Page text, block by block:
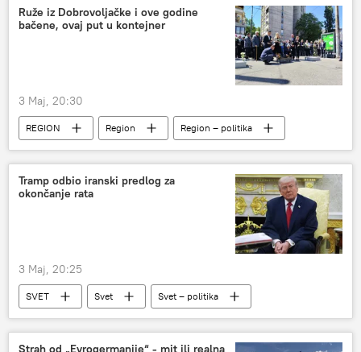
KK Crvena zvezda
Ruže iz Dobrovoljačke i ove godine
bačene, ovaj put u kontejner
3 Maj, 20:30
REGION Region
Region – politika
Sarajevo
dobrovoljačka
Bosna i Hercegovina (BiH)
Tramp odbio iranski predlog za
okončanje rata
3 Maj, 20:25
SVET Svet Svet – politika
Strah od „Evrogermanije“ - mit ili realna